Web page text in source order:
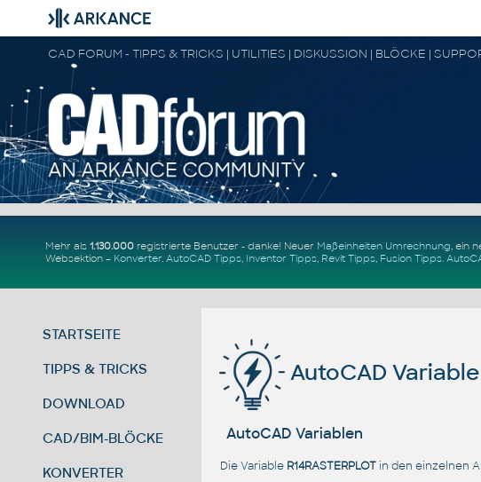
Mehr als 1.130.000registrierte Benutzer - danke! Neuer Maßeinheiten Umrechnung, ein
Websektion – Konverter. AutoCAD Tipps, Inventor Tipps, Revit Tipps, Fusion Tipps.
STARTSEITE
TIPPS & TRICKS
DOWNLOAD
CAD/BIM-BLÖCKE
KONVERTER
AutoCAD Variable
AutoCAD Variablen
Die Variable R14RASTERPLOTin den einzelnen